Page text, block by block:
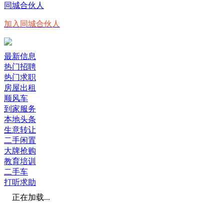
同城合伙人
加入同城合伙人
最新信息
热门招聘
热门求职
房屋出租
顺风车
到家服务
本地头条
生意转让
二手闲置
大牌抢购
教育培训
二手车
打听求助
正在加载...